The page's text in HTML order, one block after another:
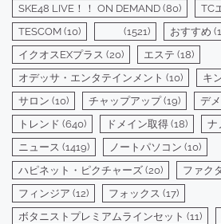
SKE48 LIVE！！ ON DEMAND (80) TC
TESCOM (10) (1521) おすすめ
イクオスEXプラス (20) エステ (18)
オデッサ・エンタテインメント (10) キ
サロン (10) チャップアップ(19) デ
トレンド (640) ドメイン取得 (18) ナ
ニュース (1419) ノートパソコン (10)
ハピネット・ピクチャーズ (20) ファク
フィンジア (12) フォックス (17)
ボタニストプレミアムラインセット (11)